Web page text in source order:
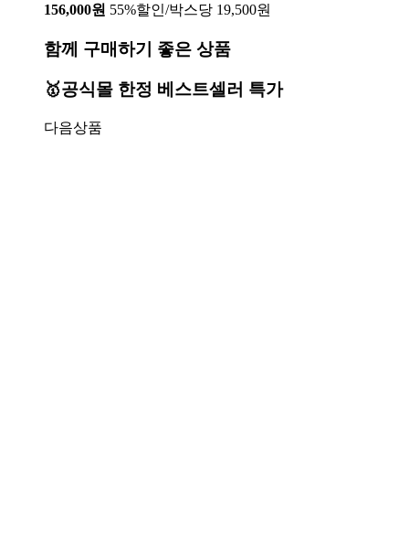
156,000원 55%할인/박스당 19,500원
함께 구매하기 좋은 상품
🥇공식몰 한정 베스트셀러 특가
다음상품